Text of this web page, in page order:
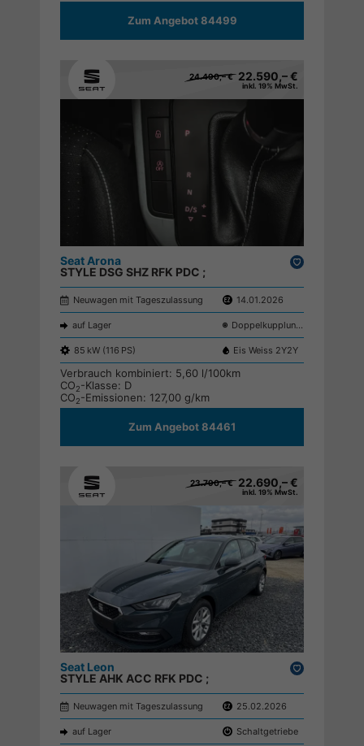
Zum Angebot 84499
24.490,– € 22.590,– €
inkl. 19% MwSt.
Seat Arona
STYLE DSG SHZ RFK PDC ;
Neuwagen mit Tageszulassung 14.01.2026
auf Lager Doppelkupplungsgetriebe (DSG)
85 kW (116 PS) Eis Weiss 2Y2Y
Verbrauch kombiniert: 5,60 l/100km
CO2-Klasse: D
CO2-Emissionen: 127,00 g/km
Zum Angebot 84461
23.790,– € 22.690,– €
inkl. 19% MwSt.
Seat Leon
STYLE AHK ACC RFK PDC ;
Neuwagen mit Tageszulassung 25.02.2026
auf Lager Schaltgetriebe